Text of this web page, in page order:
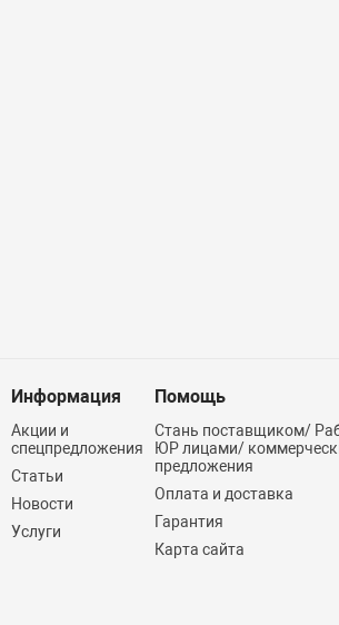
Информация
Акции и
спецпредложения
Статьи
Новости
Услуги
Помощь
Стань поставщиком/
ЮР лицами/
предложения
Оплата и доставка
Гарантия
Карта сайта